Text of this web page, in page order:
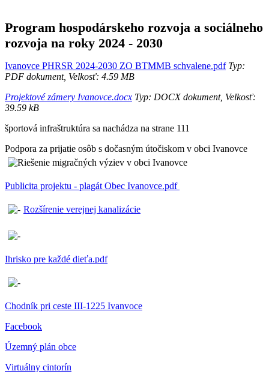
Program hospodárskeho rozvoja a sociálneho
rozvoja na roky 2024 - 2030
Ivanovce PHRSR 2024-2030 ZO BTMMB schvalene.pdfTyp:
PDF dokument, Velkosť: 4.59 MB
Projektové zámery Ivanovce.docx Typ: DOCX dokument, Velkosť:
39.59 kB
športová infraštruktúra sa nachádza na strane 111
Podpora za prijatie osôb s dočasným útočiskom v obci Ivanovce
Publicita projektu - plagát Obec Ivanovce.pdf
Rozšírenie verejnej kanalizácie
Ihrisko pre každé dieťa.pdf
Chodník pri ceste III-1225 Ivanvoce
Facebook
Územný plán obce
Virtuálny cintorín